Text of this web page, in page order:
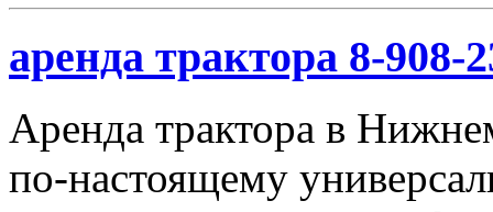
аренда трактора 8-908-
Аренда трактора в
по-настоящему